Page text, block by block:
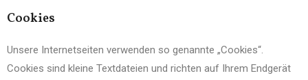
Cookies
Unsere Internetseiten verwenden so genannte „Cookies“.
Cookies sind kleine Textdateien und richten auf Ihrem Endgerät